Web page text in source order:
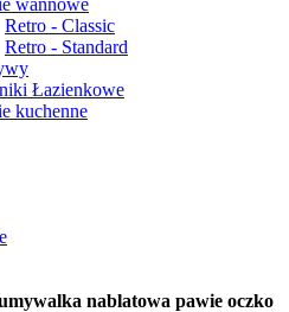
wannowe
Retro - Classic
Retro - Standard
Łazienkowe
kuchenne
nablatowa pawie oczko